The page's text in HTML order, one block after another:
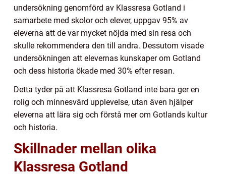
undersökning genomförd av Klassresa Gotland i
samarbete med skolor och elever, uppgav 95% av
eleverna att de var mycket nöjda med sin resa och
skulle rekommendera den till andra. Dessutom visade
undersökningen att elevernas kunskaper om Gotland
och dess historia ökade med 30% efter resan.
Detta tyder på att Klassresa Gotland inte bara ger en
rolig och minnesvärd upplevelse, utan även hjälper
eleverna att lära sig och förstå mer om Gotlands kultur
och historia.
Skillnader mellan olika
Klassresa Gotland